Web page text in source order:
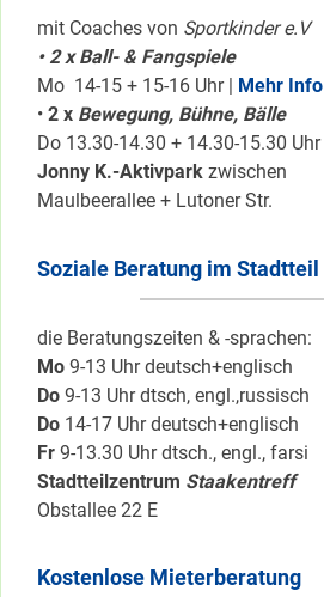
mit Coaches von Sportkinder e.V
• 2 x Ball- & Fangspiele
Mo 14-15 + 15-16 Uhr | Mehr Info
• 2 x Bewegung, Bühne, Bälle
Do 13.30-14.30 + 14.30-15.30 Uhr
Jonny K.-Aktivpark zwischen
Maulbeerallee + Lutoner Str.
Soziale Beratung im Stadtteil
die Beratungszeiten & -sprachen:
Mo 9-13 Uhr deutsch+englisch
Do 9-13 Uhr dtsch, engl.,russisch
Do 14-17 Uhr deutsch+englisch
Fr 9-13.30 Uhr dtsch., engl., farsi
Stadtteilzentrum Staakentreff
Obstallee 22 E
Kostenlose Mieterberatung